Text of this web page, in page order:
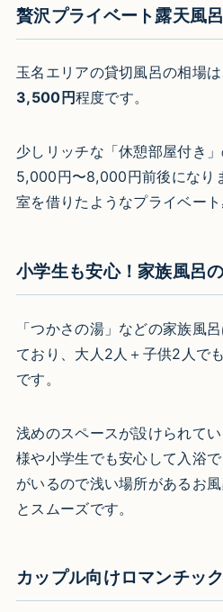
贅沢プライベート露天風
玉名エリアの貸切風呂の相場は
3,500円程度です。
少しリッチな「休憩部屋付き
5,000円〜8,000円前後になり
室を借りたようなプライベート
小学生も安心！家族風呂
「つかさの湯」などの家族風
ており、大人2人＋子供2人で
です。
浅めのスペースが設けられて
様や小学生でも安心して入浴
がいるので浅い場所があるお
とスムーズです。
カップル向けロマンチッ